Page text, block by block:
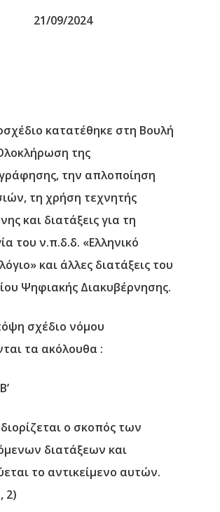
21/09/2024
κατατέθηκε στη Βουλή
της
την απλοποίηση
τη χρήση τεχνητής
και διατάξεις για τη
του ν.π.δ.δ. «Ελληνικό
και άλλες διατάξεις του
Ψηφιακής Διακυβέρνησης.
σχέδιο νόμου
τα ακόλουθα :
ο σκοπός των
διατάξεων και
το αντικείμενο αυτών.
2)